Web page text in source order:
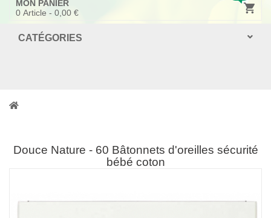
MON PANIER
0 Article - 0,00 €
CATÉGORIES
Douce Nature - 60 Bâtonnets d'oreilles sécurité
bébé coton